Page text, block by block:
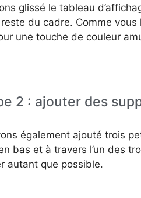
glissé le tableau
du cadre. Comme
une touche de couleur
2 : ajouter des
également ajouté trois
bas et à travers l’un des
autant que possible.